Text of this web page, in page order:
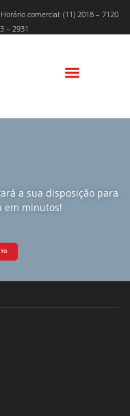
Horário comercial: (11) 2018 – 7120
– 2931
a sua disposição para
em minutos!